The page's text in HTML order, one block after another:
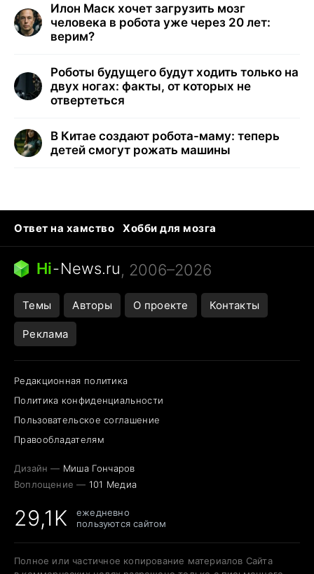
Илон Маск хочет загрузить мозг
человека в робота уже через 20 лет:
верим?
Роботы будущего будут ходить только на
двух ногах: факты, от которых не
отвертеться
В Китае создают робота-маму: теперь
детей смогут рожать машины
Ответ на хамство
Хобби для мозга
Бензин 100 и 95
Тунцы в океанариуме
Следующая пандемия
Hi-News.ru, 2006–2026
Темы Авторы О проекте Контакты
Реклама
Редакционная политика
Политика конфиденциальности
Пользовательское соглашение
Правообладателям
Дизайн — Миша Гончаров
Воплощение — 101 Медиа
29,1K
ежедневно
пользуются сайтом
Полное или частичное копирование материалов Сайта